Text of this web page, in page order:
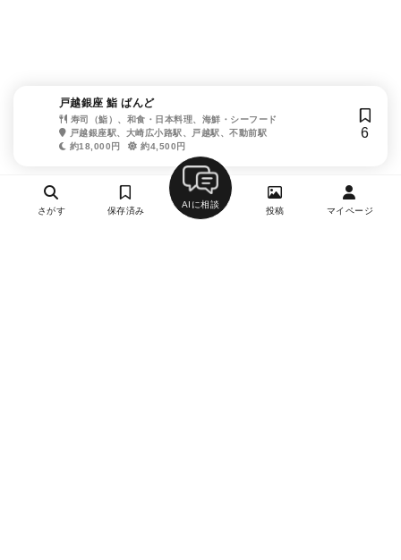
戸越銀座 鮨 ばんど
寿司（鮨）、和食・日本料理、海鮮・シーフード
戸越銀座駅、大崎広小路駅、戸越駅、不動前駅
約18,000円
約4,500円
6
さがす 保存済み
AIに相談
投稿 マイページ